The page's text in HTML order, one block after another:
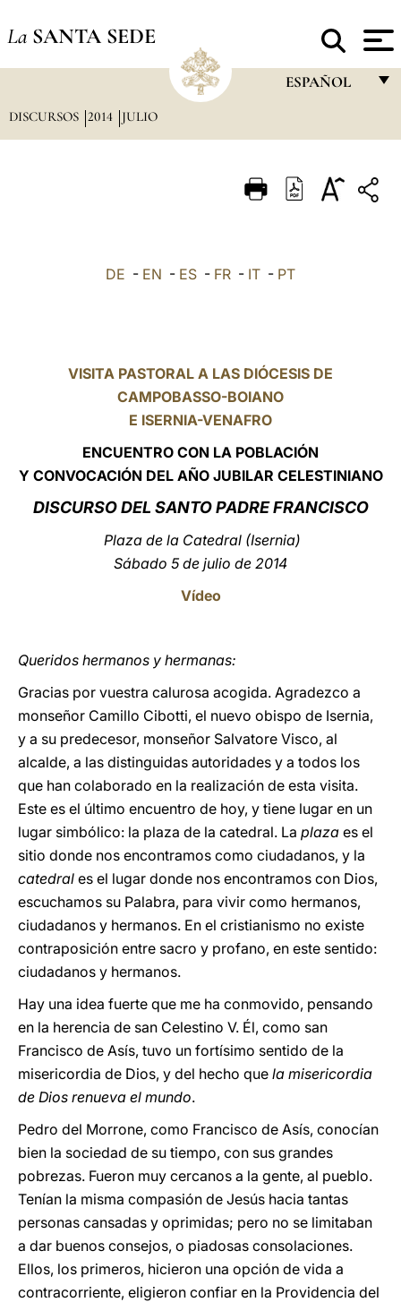
La SANTA SEDE
ESPAÑOL
ITALIANO
DISCURSOS 2014 JULIO
DE - EN - ES - FR - IT - PT
VISITA PASTORAL A LAS DIÓCESIS DE
CAMPOBASSO-BOIANO
E ISERNIA-VENAFRO
ENCUENTRO CON LA POBLACIÓN
Y CONVOCACIÓN DEL AÑO JUBILAR CELESTINIANO
DISCURSO DEL SANTO PADRE FRANCISCO
Plaza de la Catedral (Isernia)
Sábado 5 de julio de 2014
Vídeo
Queridos hermanos y hermanas:
Gracias por vuestra calurosa acogida. Agradezco a
monseñor Camillo Cibotti, el nuevo obispo de Isernia,
y a su predecesor, monseñor Salvatore Visco, al
alcalde, a las distinguidas autoridades y a todos los
que han colaborado en la realización de esta visita.
Este es el último encuentro de hoy, y tiene lugar en un
lugar simbólico: la plaza de la catedral. La plaza es el
sitio donde nos encontramos como ciudadanos, y la
catedral es el lugar donde nos encontramos con Dios,
escuchamos su Palabra, para vivir como hermanos,
ciudadanos y hermanos. En el cristianismo no existe
contraposición entre sacro y profano, en este sentido:
ciudadanos y hermanos.
Hay una idea fuerte que me ha conmovido, pensando
en la herencia de san Celestino V. Él, como san
Francisco de Asís, tuvo un fortísimo sentido de la
misericordia de Dios, y del hecho que la misericordia
de Dios renueva el mundo.
Pedro del Morrone, como Francisco de Asís, conocían
bien la sociedad de su tiempo, con sus grandes
pobrezas. Fueron muy cercanos a la gente, al pueblo.
Tenían la misma compasión de Jesús hacia tantas
personas cansadas y oprimidas; pero no se limitaban
a dar buenos consejos, o piadosas consolaciones.
Ellos, los primeros, hicieron una opción de vida a
contracorriente, eligieron confiar en la Providencia del